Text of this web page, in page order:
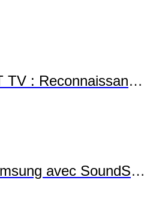
TV : Reconnaissance
avec